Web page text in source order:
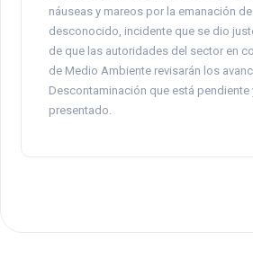
náuseas y mareos por la emanación
desconocido, incidente que se dio
de que las autoridades del sector en
de Medio Ambiente revisarán los
Descontaminación que está pendiente
presentado.